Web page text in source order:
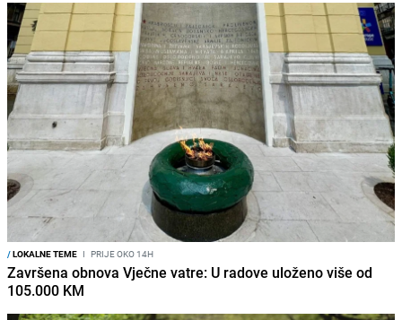
/LOKALNE TEME I PRIJE OKO 14H
Završena obnova Vječne vatre: U radove uloženo više od
105.000 KM